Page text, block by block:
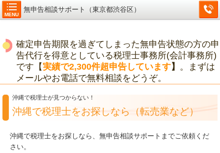
MENU
無申告相談サポート（東京都渋谷区）
確定申告期限を過ぎてしまった無申告状態の方の申
告代行を得意としている税理士事務所(会計事務所)
です【実績で2,300件超申告しています】 。まずは
メールやお電話で無料相談をどうぞ。
沖縄で税理士が見つからない！
沖縄で税理士をお探しなら（転売業など）
沖縄で税理士をお探しなら、無申告相談サポートまでご依頼くだ
さい。